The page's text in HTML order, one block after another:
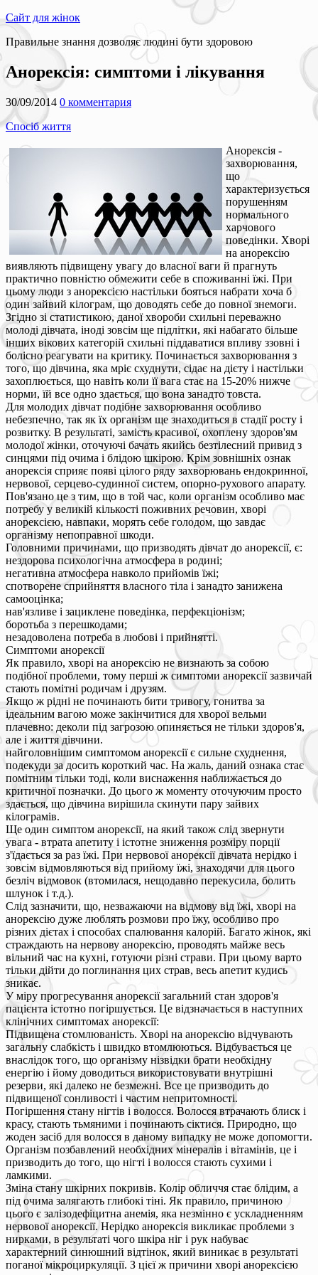
Сайт для жінок
Правильне знання дозволяє людині бути здоровою
Анорексія: симптоми і лікування
30/09/2014 0 комментария
Спосіб життя
Анорексія -
захворювання,
що
характеризується
порушенням
нормального
харчового
поведінки. Хворі
на анорексію
виявляють підвищену увагу до власної ваги й прагнуть
практично повністю обмежити себе в споживанні їжі. При
цьому люди з анорексією настільки бояться набрати хоча б
один зайвий кілограм, що доводять себе до повної знемоги.
Згідно зі статистикою, даної хвороби схильні переважно
молоді дівчата, іноді зовсім ще підлітки, які набагато більше
інших вікових категорій схильні піддаватися впливу ззовні і
болісно реагувати на критику. Починається захворювання з
того, що дівчина, яка мріє схуднути, сідає на дієту і настільки
захоплюється, що навіть коли її вага стає на 15-20% нижче
норми, їй все одно здається, що вона занадто товста.
Для молодих дівчат подібне захворювання особливо
небезпечно, так як їх організм ще знаходиться в стадії росту і
розвитку. В результаті, замість красивої, охоплену здоров'ям
молодої жінки, оточуючі бачать якийсь безтілесний привид з
синцями під очима і блідою шкірою. Крім зовнішніх ознак
анорексія сприяє появі цілого ряду захворювань ендокринної,
нервової, серцево-судинної систем, опорно-рухового апарату.
Пов'язано це з тим, що в той час, коли організм особливо має
потребу у великій кількості поживних речовин, хворі
анорексією, навпаки, морять себе голодом, що завдає
організму непоправної шкоди.
Головними причинами, що призводять дівчат до анорексії, є:
нездорова психологічна атмосфера в родині;
негативна атмосфера навколо прийомів їжі;
спотворене сприйняття власного тіла і занадто занижена
самооцінка;
нав'язливе і зациклене поведінка, перфекціонізм;
боротьба з перешкодами;
незадоволена потреба в любові і прийнятті.
Симптоми анорексії
Як правило, хворі на анорексію не визнають за собою
подібної проблеми, тому перші ж симптоми анорексії зазвичай
стають помітні родичам і друзям.
Якщо ж рідні не починають бити тривогу, гонитва за
ідеальним вагою може закінчитися для хворої вельми
плачевно: деколи під загрозою опиняється не тільки здоров'я,
але і життя дівчини.
найголовнішим симптомом анорексії є сильне схуднення,
подекуди за досить короткий час. На жаль, даний ознака стає
помітним тільки тоді, коли виснаження наближається до
критичної позначки. До цього ж моменту оточуючим просто
здається, що дівчина вирішила скинути пару зайвих
кілограмів.
Ще один симптом анорексії, на який також слід звернути
увага - втрата апетиту і істотне зниження розміру порції
з'їдається за раз їжі. При нервової анорексії дівчата нерідко і
зовсім відмовляються від прийому їжі, знаходячи для цього
безліч відмовок (втомилася, нещодавно перекусила, болить
шлунок і т.д.).
Слід зазначити, що, незважаючи на відмову від їжі, хворі на
анорексію дуже люблять розмови про їжу, особливо про
різних дієтах і способах спалювання калорій. Багато жінок, які
страждають на нервову анорексію, проводять майже весь
вільний час на кухні, готуючи різні страви. При цьому варто
тільки дійти до поглинання цих страв, весь апетит кудись
зникає.
У міру прогресування анорексії загальний стан здоров'я
пацієнта істотно погіршується. Це відзначається в наступних
клінічних симптомах анорексії:
Підвищена стомлюваність. Хворі на анорексію відчувають
загальну слабкість і швидко втомлюються. Відбувається це
внаслідок того, що організму нізвідки брати необхідну
енергію і йому доводиться використовувати внутрішні
резерви, які далеко не безмежні. Все це призводить до
підвищеної сонливості і частим непритомності.
Погіршення стану нігтів і волосся. Волосся втрачають блиск і
красу, стають тьмяними і починають сіктися. Природно, що
жоден засіб для волосся в даному випадку не може допомогти.
Організм позбавлений необхідних мінералів і вітамінів, це і
призводить до того, що нігті і волосся стають сухими і
ламкими.
Зміна стану шкірних покривів. Колір обличчя стає блідим, а
під очима залягають глибокі тіні. Як правило, причиною
цього є залізодефіцитна анемія, яка незмінно є ускладненням
нервової анорексії. Нерідко анорексія викликає проблеми з
нирками, в результаті чого шкіра ніг і рук набуває
характерний синюшний відтінок, який виникає в результаті
поганої мікроциркуляції. З цієї ж причини хворі анорексією